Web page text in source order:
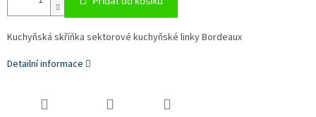
Kuchyňská skříňka sektorové kuchyňské linky Bordeaux
Detailní informace